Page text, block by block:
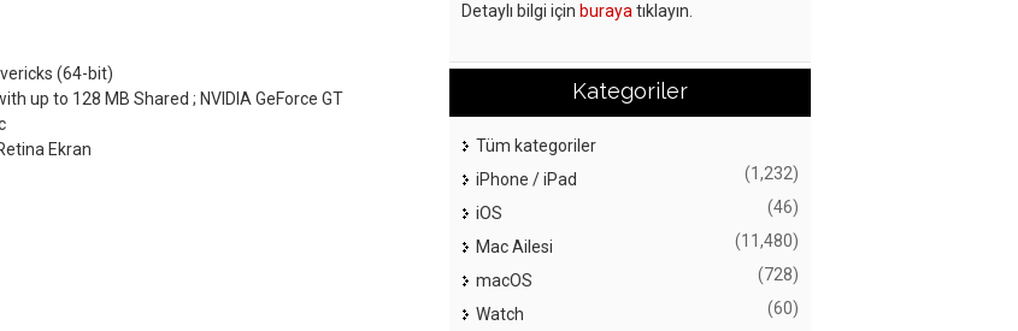
(64-bit)
up to 128 MB Shared ; NVIDIA GeForce GT
Ekran
Detaylı bilgi için buraya tıklayın.
Kategoriler
Tüm kategoriler
iPhone / iPad
(1,232)
iOS (46)
Mac Ailesi (11,480)
macOS (728)
Watch (60)